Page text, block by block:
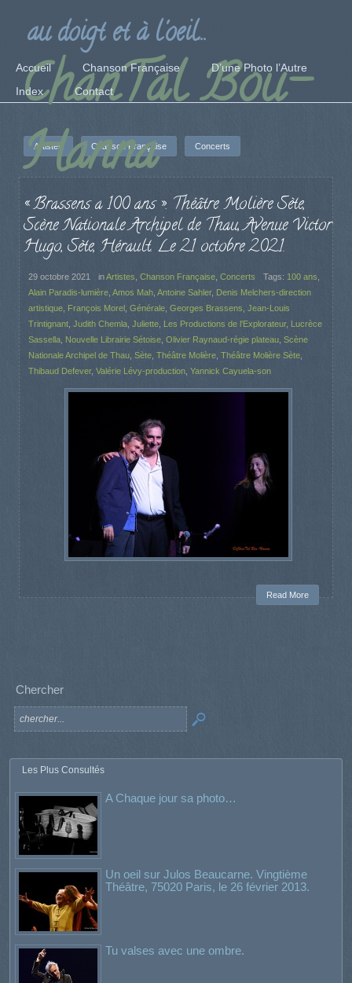
ChanTal Bou-
Hanna
au doigt et à l'oeil...
Accueil Chanson Française
D’une Photo l’Autre
Index
Contact
Artistes Chanson Française Concerts
« Brassens a 100 ans ». Théâtre Molière Sète,
Scène Nationale Archipel de Thau, Avenue Victor
Hugo, Sète, Hérault. Le 21 octobre 2021.
29 octobre 2021 inArtistes Chanson Française Concerts Tags: 100 ans
Alain Paradis-lumière Amos Mah Antoine Sahler, Denis Melchers-direction
artistique François Morel Générale Georges Brassens Jean-Louis
Trintignant Judith Chemla Juliette Les Productions de l'Explorateur, Lucrèce
Sassella Nouvelle Librairie Sétoise Olivier Raynaud-régie plateau Scène
Nationale Archipel de Thau Sète Théâtre Molière Théâtre Molière Sète
Thibaud Defever, Valérie Lévy-production Yannick Cayuela-son
Read More
Chercher
Les Plus Consultés
A Chaque jour sa photo…
Un oeil sur Julos Beaucarne. Vingtième
Théâtre, 75020 Paris, le 26 février 2013.
Tu valses avec une ombre.